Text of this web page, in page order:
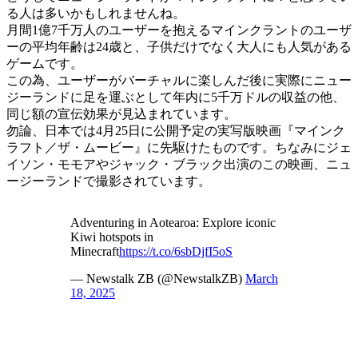
る人は多いかもしれませんね。
月間1億7千万人のユーザーを抱えるマインクラントのユーザ
ーの平均年齢は24歳と、子供だけでなく大人にも人気がある
ゲームです。
この為、ユーザーがバーチャルに楽しんだ後に実際にニュー
ジーランドに足を運ぶとして年内に5千万ドルの収益の他、
同じ額の宣伝効果が見込まれています。
勿論、日本では4月25日に公開予定の実写版映画『マインク
ラフト／ザ・ムービー』に先駆けたものです。ちなみにジェ
イソン・モモアやジャック・ブラック出演のこの映画、ニュ
ージーランドで撮影されています。
Adventuring in Aotearoa: Explore iconic
Kiwi hotspots in
Minecrafthttps://t.co/6sbDjfI5oS
— Newstalk ZB (@NewstalkZB) March
18, 2025